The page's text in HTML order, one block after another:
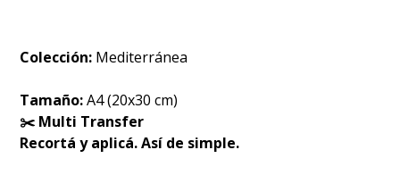
Colección: Mediterránea
Tamaño:A4 (20x30 cm)
✂️ Multi Transfer
Recortá y aplicá. Así de simple.